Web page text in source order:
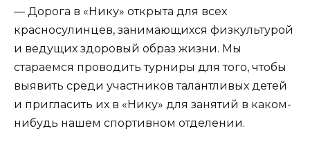
— Дорога в «Нику» открыта для всех
красносулинцев, занимающихся физкультурой
и ведущих здоровый образ жизни. Мы
стараемся проводить турниры для того, чтобы
выявить среди участников талантливых детей
и пригласить их в «Нику» для занятий в каком-
нибудь нашем спортивном отделении.